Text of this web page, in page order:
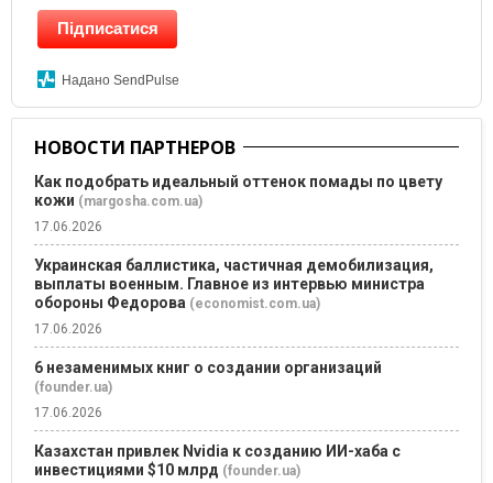
Підписатися
Надано SendPulse
НОВОСТИ ПАРТНЕРОВ
Как подобрать идеальный оттенок помады по цвету
кожи (margosha.com.ua)
17.06.2026
Украинская баллистика, частичная демобилизация,
выплаты военным. Главное из интервью министра
обороны Федорова (economist.com.ua)
17.06.2026
6 незаменимых книг о создании организаций
(founder.ua)
17.06.2026
Казахстан привлек Nvidia к созданию ИИ-хаба с
инвестициями $10 млрд (founder.ua)